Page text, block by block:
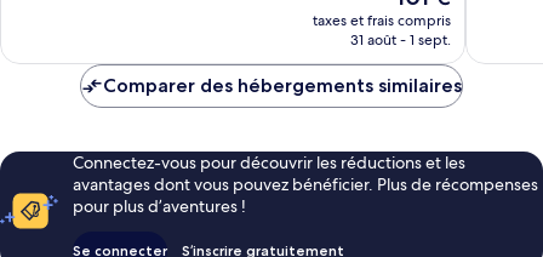
nouveau
prix
de
taxes et frais compris
31 août - 1 sept.
Comparer des hébergements similaires
Connectez-vous pour découvrir les réductions et les
avantages dont vous pouvez bénéficier. Plus de récompenses
pour plus d’aventures !
Se connecter S’inscrire gratuitement